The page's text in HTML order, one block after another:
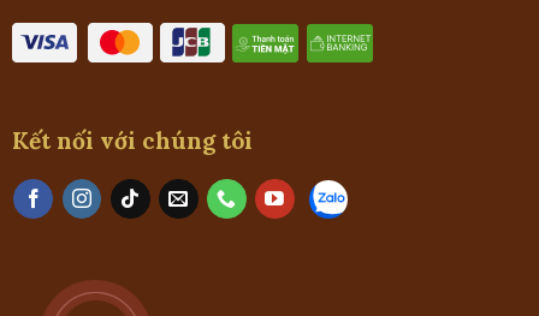
Kết nối với chúng tôi